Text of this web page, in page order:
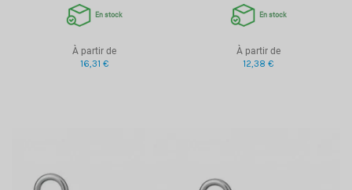
En stock
À partir de
16,31 €
En stock
À partir de
12,38 €